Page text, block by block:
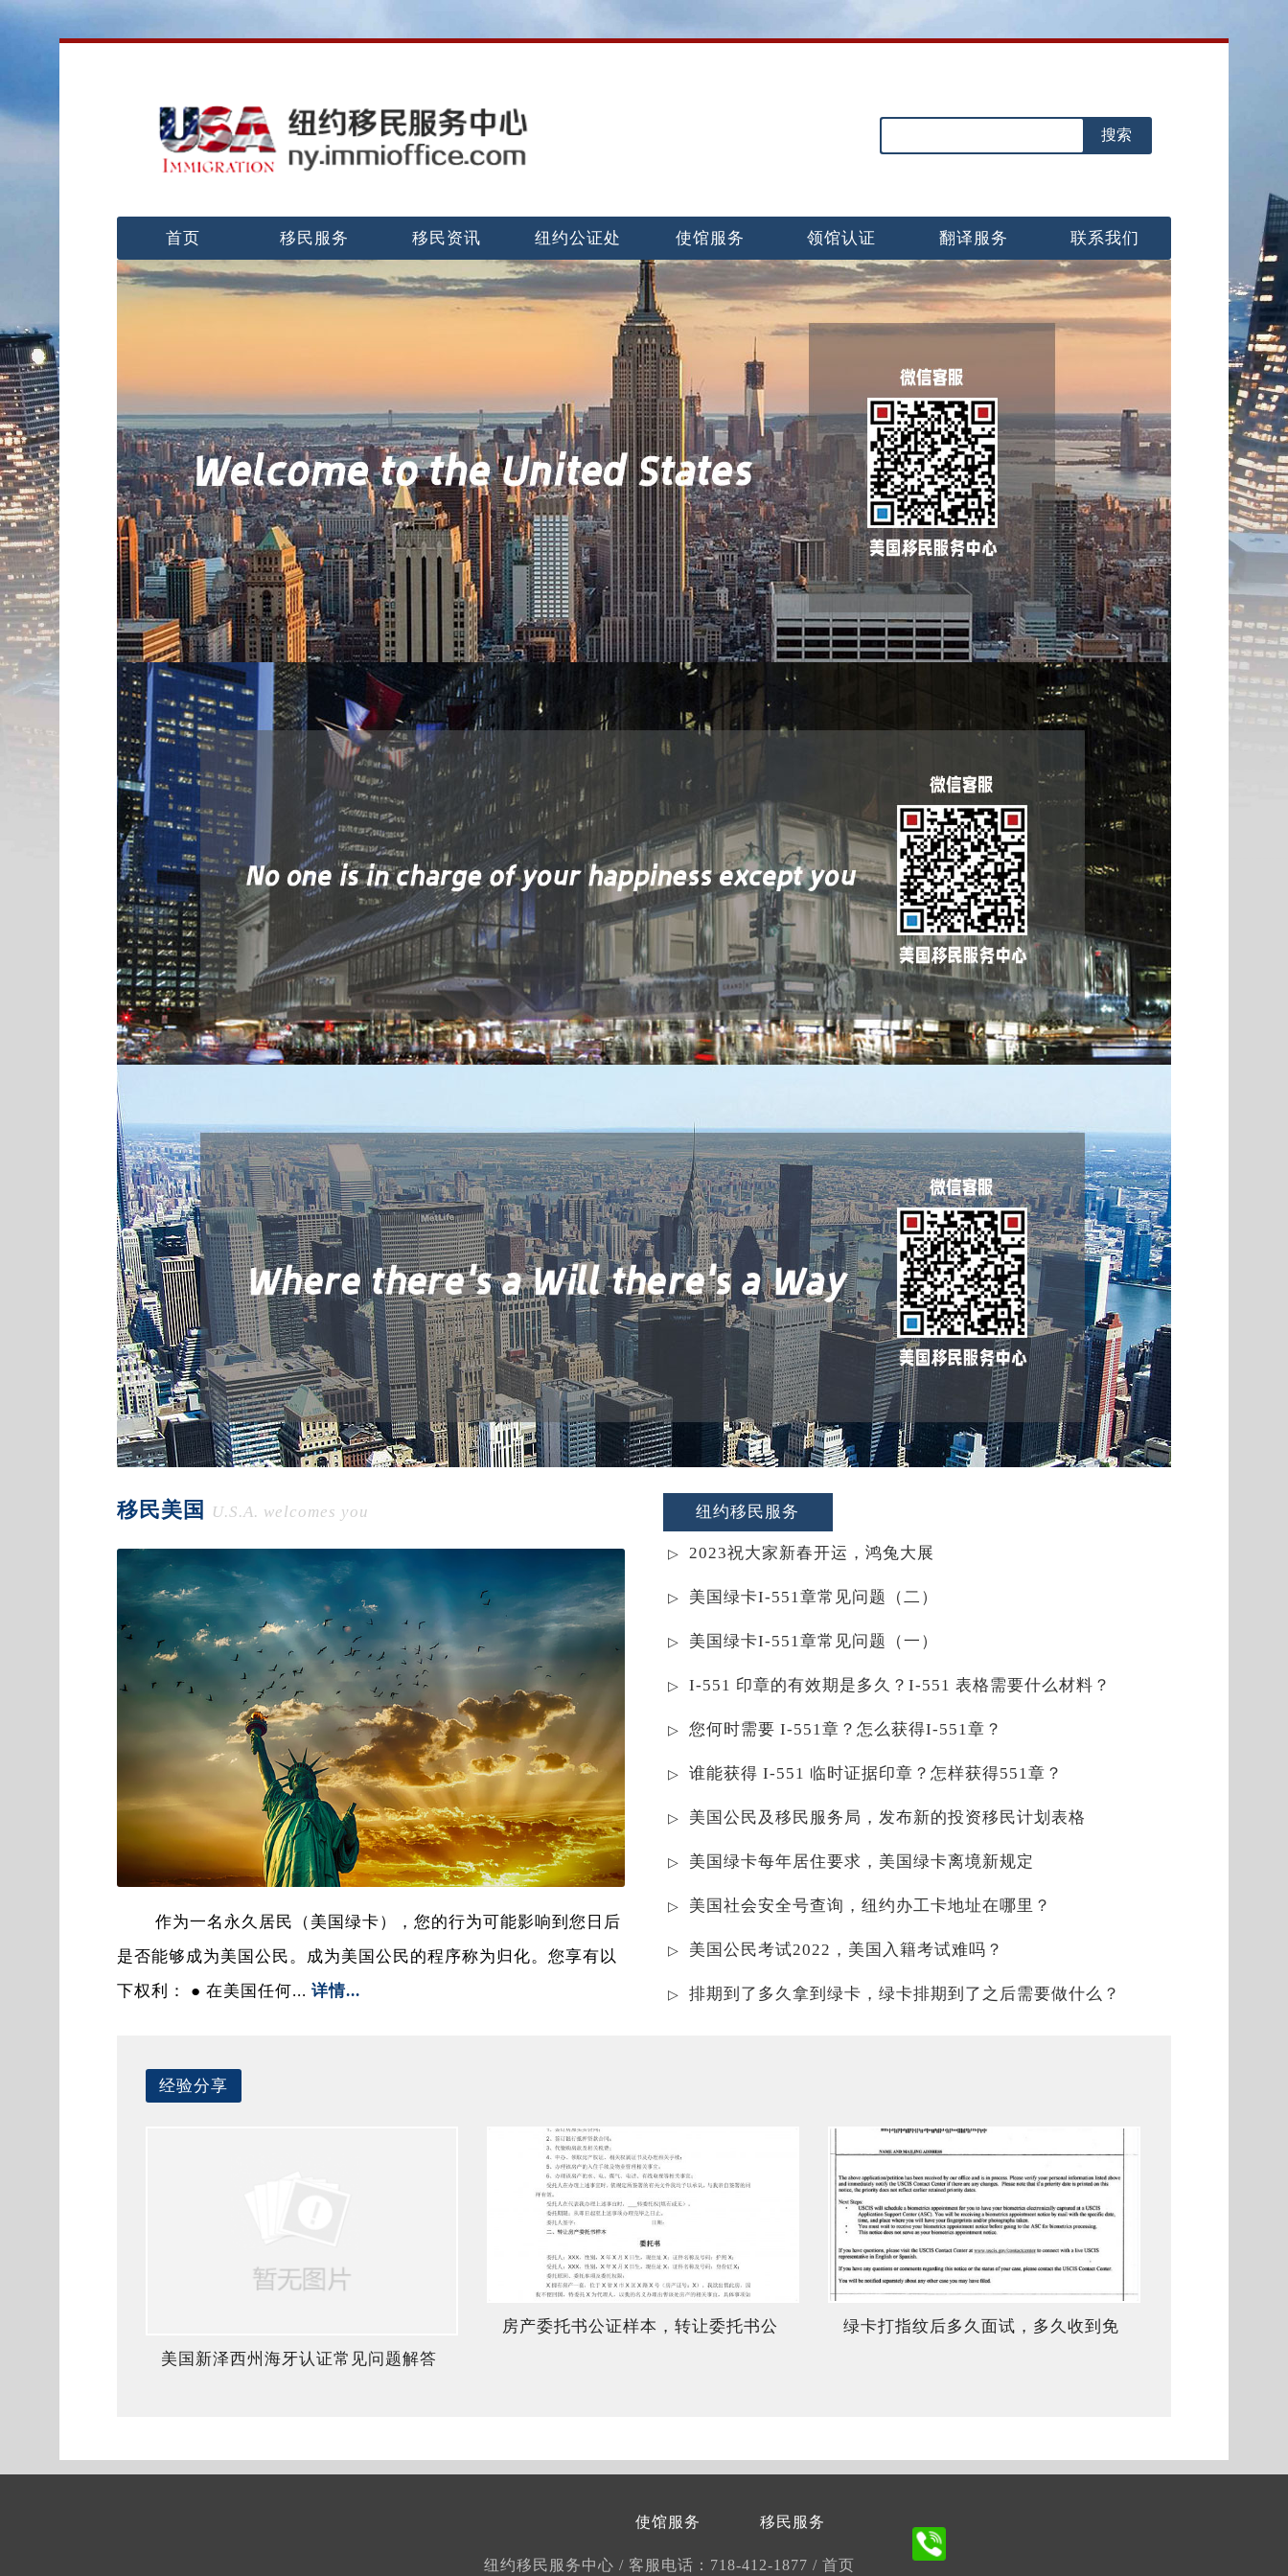
首页 移民服务 移民资讯 纽约公证处 使馆服务 领馆认证 翻译服务 联系我们
移民美国 U.S.A. welcomes you
作为一名永久居民（美国绿卡），您的行为可能影响到您日后
是否能够成为美国公民。成为美国公民的程序称为归化。您享有以
下权利： ● 在美国任何... 详情...
纽约移民服务
2023祝大家新春开运，鸿兔大展
美国绿卡I-551章常见问题（二）
美国绿卡I-551章常见问题（一）
I-551 印章的有效期是多久？I-551 表格需要什么材料？
您何时需要 I-551章？怎么获得I-551章？
谁能获得 I-551 临时证据印章？怎样获得551章？
美国公民及移民服务局，发布新的投资移民计划表格
美国绿卡每年居住要求，美国绿卡离境新规定
美国社会安全号查询，纽约办工卡地址在哪里？
美国公民考试2022，美国入籍考试难吗？
排期到了多久拿到绿卡，绿卡排期到了之后需要做什么？
经验分享
美国新泽西州海牙认证常见问题解答
房产委托书公证样本，转让委托书公 绿卡打指纹后多久面试，多久收到免
移民服务
使馆服务
纽约移民服务中心 / 客服电话：718-412-1877 / 首页